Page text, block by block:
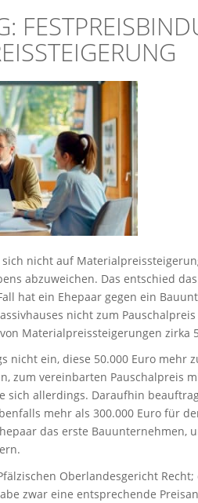
nicht auf
abzuweichen. Das entschied
hat ein Ehepaar gegen ein
nicht zum
Materialpreissteigerungen zirka
nicht ein, diese 50.000 Euro mehr
zum vereinbarten Pauschalpreis
sich allerdings. Daraufhin
mehr als 300.000 Euro für
das erste Bauunternehmen,
Oberlandesgericht
zwar eine entsprechende